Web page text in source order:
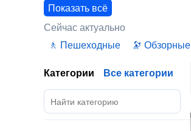
Показать всё
Сейчас актуально
Пешеходные
Обзорные
Категории Все категории